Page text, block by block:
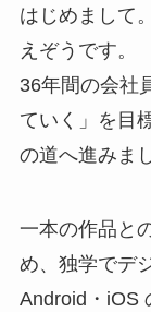
はじめまして
えぞうです。
36年間の会社
ていく」を目
の道へ進みま
一本の作品と
め、独学でデ
Android・iOS